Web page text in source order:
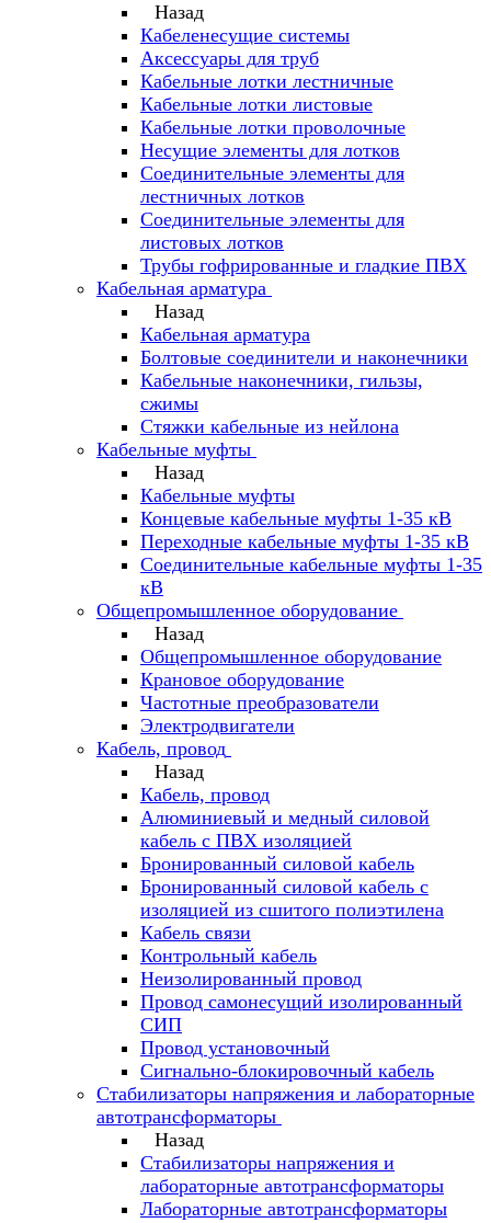
Назад
Кабеленесущие системы
Аксессуары для труб
Кабельные лотки лестничные
Кабельные лотки листовые
Кабельные лотки проволочные
Несущие элементы для лотков
Соединительные элементы для
лестничных лотков
Соединительные элементы для
листовых лотков
Трубы гофрированные и гладкие ПВХ
Кабельная арматура
Назад
Кабельная арматура
Болтовые соединители и наконечники
Кабельные наконечники, гильзы,
сжимы
Стяжки кабельные из нейлона
Кабельные муфты
Назад
Кабельные муфты
Концевые кабельные муфты 1-35 кВ
Переходные кабельные муфты 1-35 кВ
Соединительные кабельные муфты 1-35
кВ
Общепромышленное оборудование
Назад
Общепромышленное оборудование
Крановое оборудование
Частотные преобразователи
Электродвигатели
Кабель, провод
Назад
Кабель, провод
Алюминиевый и медный силовой
кабель с ПВХ изоляцией
Бронированный силовой кабель
Бронированный силовой кабель с
изоляцией из сшитого полиэтилена
Кабель связи
Контрольный кабель
Неизолированный провод
Провод самонесущий изолированный
СИП
Провод установочный
Сигнально-блокировочный кабель
Стабилизаторы напряжения и лабораторные
автотрансформаторы
Назад
Стабилизаторы напряжения и
лабораторные автотрансформаторы
Лабораторные автотрансформаторы